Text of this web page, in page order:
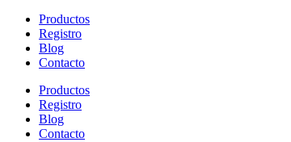
Productos
Registro
Blog
Contacto
Productos
Registro
Blog
Contacto